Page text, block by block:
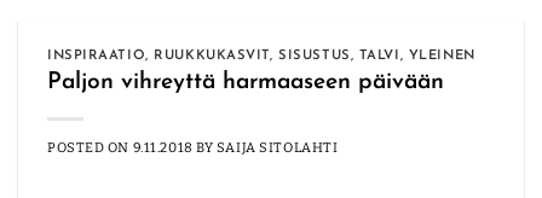
INSPIRAATIO, RUUKKUKASVIT,SISUSTUS, TALVI , YLEINEN
Paljon vihreyttä harmaaseen päivään
POSTED ON 9.11.2018 BY SAIJA SITOLAHTI